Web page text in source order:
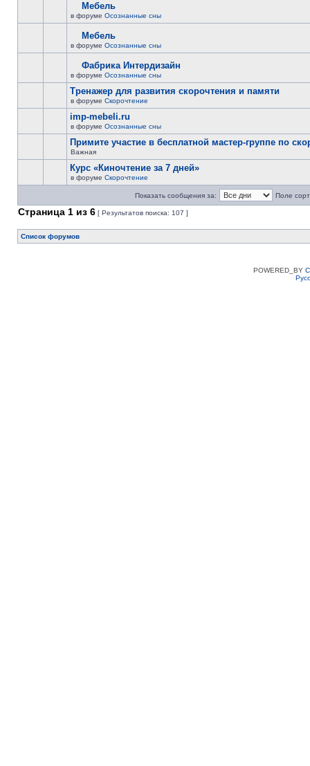
Мебель
в форуме Осознанные сны
Мебель
в форуме Осознанные сны
Фабрика Интердизайн
в форуме Осознанные сны
Тренажер для развития скорочтения и памяти
в форуме Скорочтение
imp-mebeli.ru
в форуме Осознанные сны
Примите участие в бесплатной мастер-группе по
Важная
Курс «Киночтение за 7 дней»
в форуме Скорочтение
Показать сообщения за: Поле
Страница 1 из 6 [ Результатов поиска: 107 ]
Список форумов
POWERED_BY